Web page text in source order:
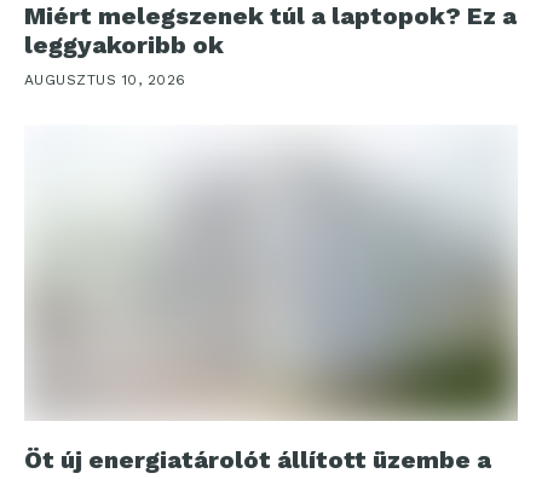
Miért melegszenek túl a laptopok? Ez a
leggyakoribb ok
AUGUSZTUS 10, 2026
Öt új energiatárolót állított üzembe a